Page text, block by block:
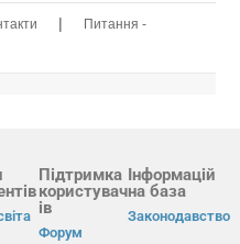
|
Питання -
Підтримка
користувач
ів
Форум
Інформацій
на база
Законодавство